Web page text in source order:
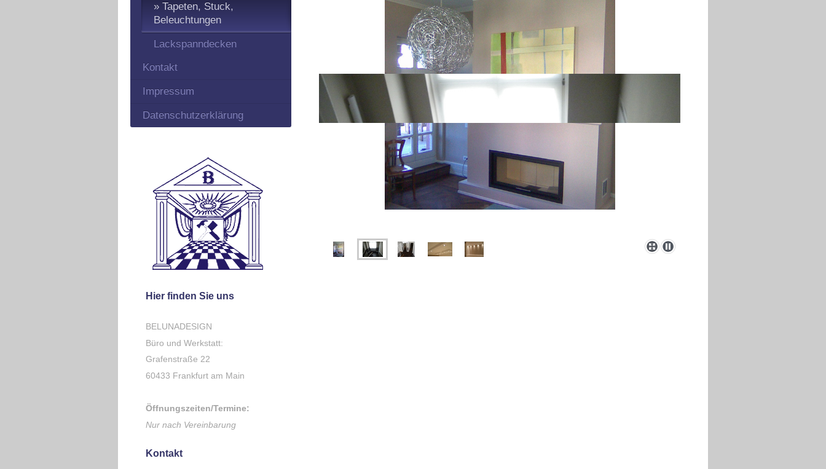
Tapeten, Stuck,
Beleuchtungen
Lackspanndecken
Kontakt
Impressum
Datenschutzerklärung
Hier finden Sie uns
BELUNADESIGN
Büro und Werkstatt:
Grafenstraße 22
60433 Frankfurt am Main
Öffnungszeiten/Termine:
Nur nach Vereinbarung
Kontakt